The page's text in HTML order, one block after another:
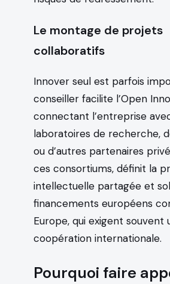
Le montage de projets
collaboratifs
Innover seul est parfois
conseiller facilite l’Open
connectant l’entreprise
laboratoires de recherche,
ou d’autres partenaires
ces consortiums, définit la
intellectuelle partagée et
financements européens
Europe, qui exigent souvent
coopération internationale.
Pourquoi faire